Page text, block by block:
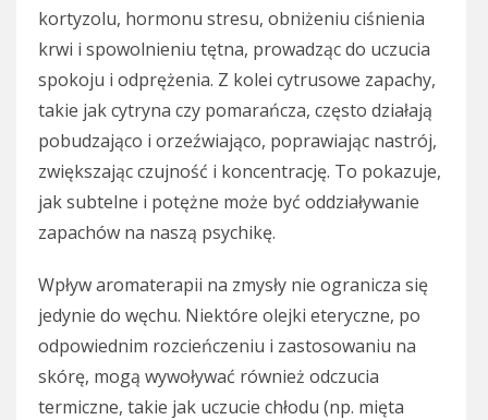
kortyzolu, hormonu stresu, obniżeniu ciśnienia
krwi i spowolnieniu tętna, prowadząc do uczucia
spokoju i odprężenia. Z kolei cytrusowe zapachy,
takie jak cytryna czy pomarańcza, często działają
pobudzająco i orzeźwiająco, poprawiając nastrój,
zwiększając czujność i koncentrację. To pokazuje,
jak subtelne i potężne może być oddziaływanie
zapachów na naszą psychikę.
Wpływ aromaterapii na zmysły nie ogranicza się
jedynie do węchu. Niektóre olejki eteryczne, po
odpowiednim rozcieńczeniu i zastosowaniu na
skórę, mogą wywoływać również odczucia
termiczne, takie jak uczucie chłodu (np. mięta